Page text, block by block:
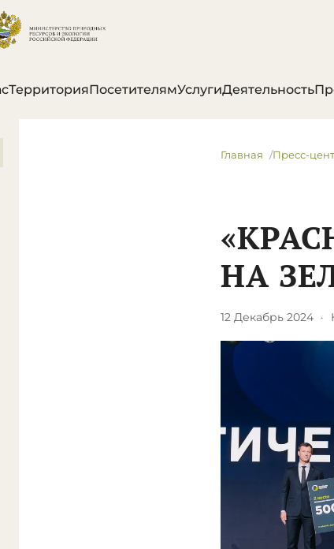
ТерриторияПосетителямУслугиДеятельность
Главная Пресс-
НА
12 Декабрь 2024 ·